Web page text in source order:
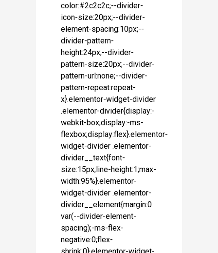
color:#2c2c2c;--divider-
icon-size:20px;--divider-
element-spacing:10px;--
divider-pattern-
height:24px;--divider-
pattern-size:20px;--divider-
pattern-url:none;--divider-
pattern-repeat:repeat-
x}.elementor-widget-divider
.elementor-divider{display:-
webkit-box;display:-ms-
flexbox;display:flex}.elementor-
widget-divider .elementor-
divider__text{font-
size:15px;line-height:1;max-
width:95%}.elementor-
widget-divider .elementor-
divider__element{margin:0
var(--divider-element-
spacing);-ms-flex-
negative:0;flex-